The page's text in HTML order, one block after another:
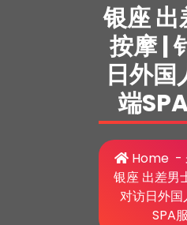
银座
按摩 |
日外国
端
Home-
银座 出差男
对访日外
SPA